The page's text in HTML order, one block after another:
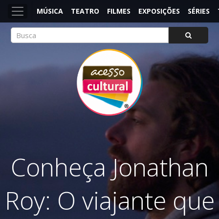
MÚSICA TEATRO FILMES EXPOSIÇÕES SÉRIES
Conheça Jonathan
Roy: O viajante que